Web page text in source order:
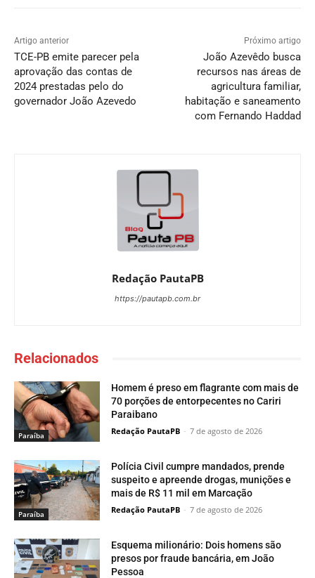
Artigo anterior
TCE-PB emite parecer pela
aprovação das contas de
2024 prestadas pelo do
governador João Azevedo
Próximo artigo
João Azevêdo busca
recursos nas áreas de
agricultura familiar,
habitação e saneamento
com Fernando Haddad
Redação PautaPB
https://pautapb.com.br
Relacionados
Paraí­ba
Homem é preso em flagrante com mais de
70 porções de entorpecentes no Cariri
Paraibano
Redação PautaPB - 7 de agosto de 2026
Paraí­ba
Polícia Civil cumpre mandados, prende
suspeito e apreende drogas, munições e
mais de R$ 11 mil em Marcação
Redação PautaPB - 7 de agosto de 2026
Esquema milionário: Dois homens são
presos por fraude bancária, em João
Pessoa